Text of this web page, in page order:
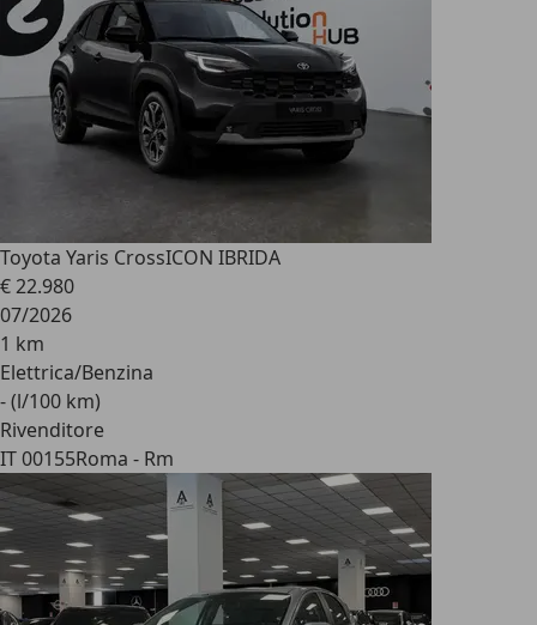
Toyota Yaris CrossICON IBRIDA
€ 22.980
07/2026
1 km
Elettrica/Benzina
- (l/100 km)
Rivenditore
IT 00155Roma - Rm